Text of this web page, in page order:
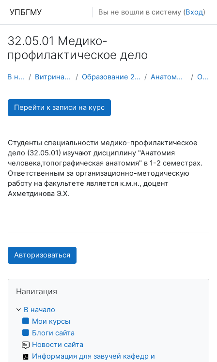
УПБГМУ Вы не вошли в систему (Вход)
32.05.01 Медико-
профилактическое дело
В начало Витрина курсов 3KL Образование 2025-2026 уч.год Анатомии человека О курсе
Перейти к записи на курс
Студенты специальности медико-профилактическое
дело (32.05.01) изучают дисциплину "Анатомия
человека,топографическая анатомия" в 1-2 семестрах.
Ответственным за организационно-методическую
работу на факультете является к.м.н., доцент
Ахметдинова Э.Х.
Авторизоваться
Навигация
В начало
Мои курсы
Блоги сайта
Новости сайта
Информация для завучей кафедр и